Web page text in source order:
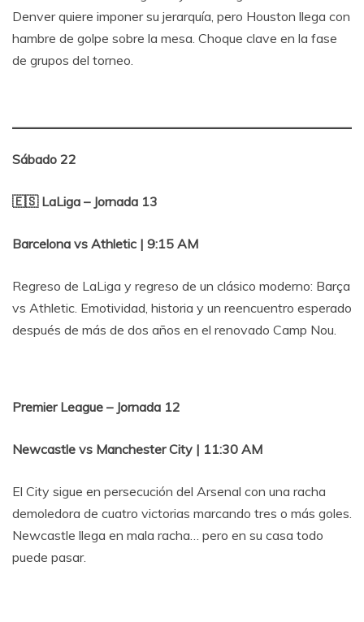
Denver quiere imponer su jerarquía, pero Houston llega con
hambre de golpe sobre la mesa. Choque clave en la fase
de grupos del torneo.
Sábado 22
🇪🇸 LaLiga – Jornada 13
Barcelona vs Athletic | 9:15 AM
Regreso de LaLiga y regreso de un clásico moderno: Barça
vs Athletic. Emotividad, historia y un reencuentro esperado
después de más de dos años en el renovado Camp Nou.
Premier League – Jornada 12
Newcastle vs Manchester City | 11:30 AM
El City sigue en persecución del Arsenal con una racha
demoledora de cuatro victorias marcando tres o más goles.
Newcastle llega en mala racha… pero en su casa todo
puede pasar.